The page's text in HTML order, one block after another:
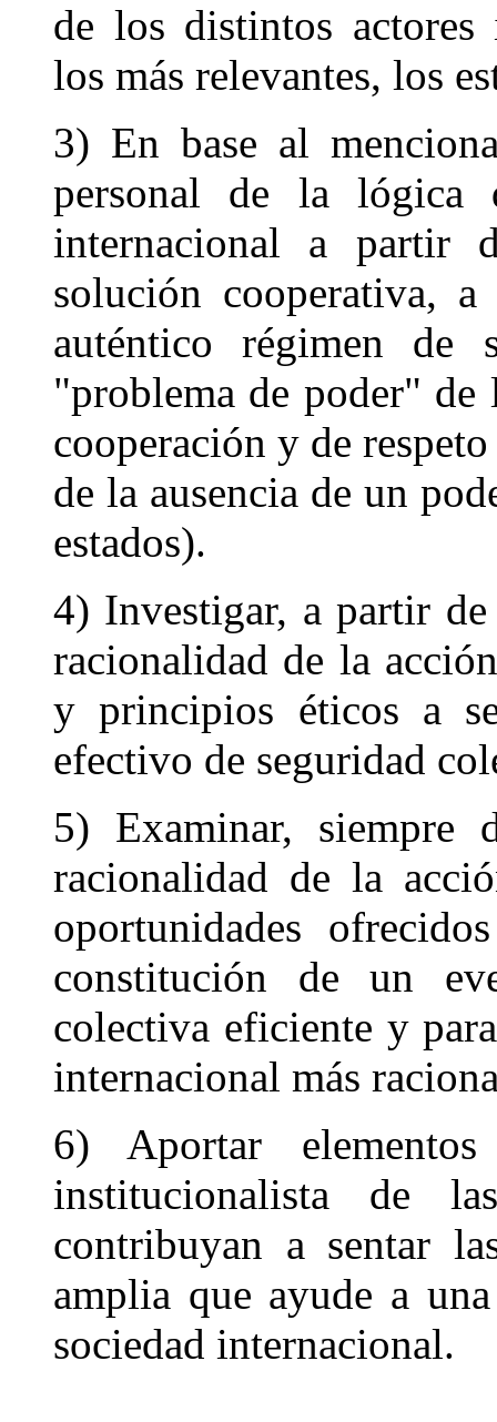
de los distintos actores
los más relevantes, los
3) En base al
personal de la lógica
internacional a partir
solución cooperativa,
auténtico régimen de
"problema de poder" de
cooperación y de
de la ausencia de un
estados).
4) Investigar, a partir
racionalidad de la
y principios éticos a
efectivo de seguridad
5) Examinar, siempre
racionalidad de la
oportunidades
constitución de un
colectiva eficiente y
internacional más
6) Aportar
institucionalista de
contribuyan a sentar
amplia que ayude a
sociedad internacional.